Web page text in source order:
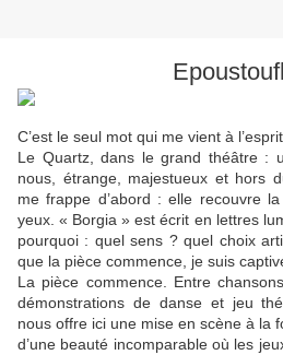
C’est le seul mot qui me vient à
Le Quartz, dans le grand théâtre :
nous, étrange, majestueux et hors
me frappe d’abord : elle recouvre
yeux. « Borgia » est écrit en lettres
pourquoi : quel sens ? quel choix
que la pièce commence, je suis
La pièce commence. Entre
démonstrations de danse et jeu
nous offre ici une mise en scène à la
d’une beauté incomparable où les